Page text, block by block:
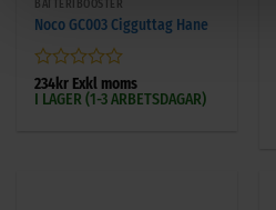
BATTERIBOOSTER
Noco GC003 Cigguttag Hane
Betygsatt
234kr Exkl moms
I LAGER (1-3 ARBETSDAGAR)